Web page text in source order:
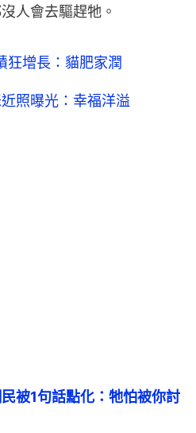
人會去驅趕牠。
增長：貓肥家潤
照曝光：幸福洋溢
被1句話點化：牠怕被你討